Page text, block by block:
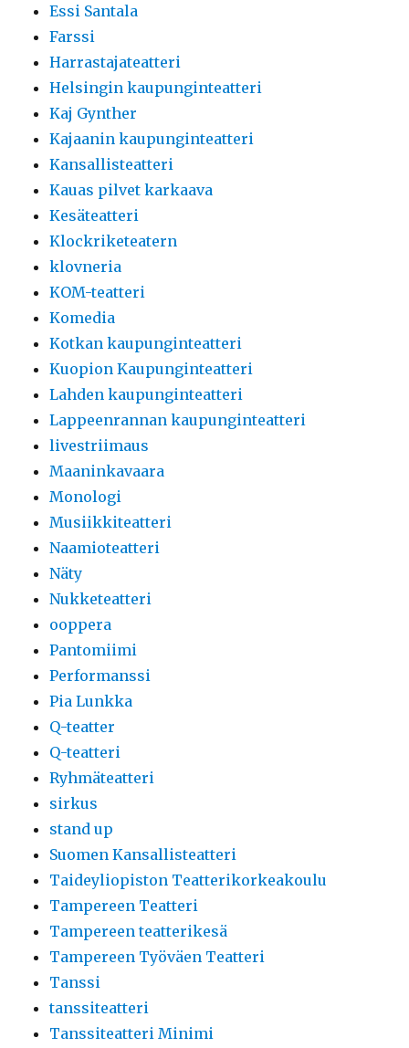
Essi Santala
Farssi
Harrastajateatteri
Helsingin kaupunginteatteri
Kaj Gynther
Kajaanin kaupunginteatteri
Kansallisteatteri
Kauas pilvet karkaava
Kesäteatteri
Klockriketeatern
klovneria
KOM-teatteri
Komedia
Kotkan kaupunginteatteri
Kuopion Kaupunginteatteri
Lahden kaupunginteatteri
Lappeenrannan kaupunginteatteri
livestriimaus
Maaninkavaara
Monologi
Musiikkiteatteri
Naamioteatteri
Näty
Nukketeatteri
ooppera
Pantomiimi
Performanssi
Pia Lunkka
Q-teatter
Q-teatteri
Ryhmäteatteri
sirkus
stand up
Suomen Kansallisteatteri
Taideyliopiston Teatterikorkeakoulu
Tampereen Teatteri
Tampereen teatterikesä
Tampereen Työväen Teatteri
Tanssi
tanssiteatteri
Tanssiteatteri Minimi